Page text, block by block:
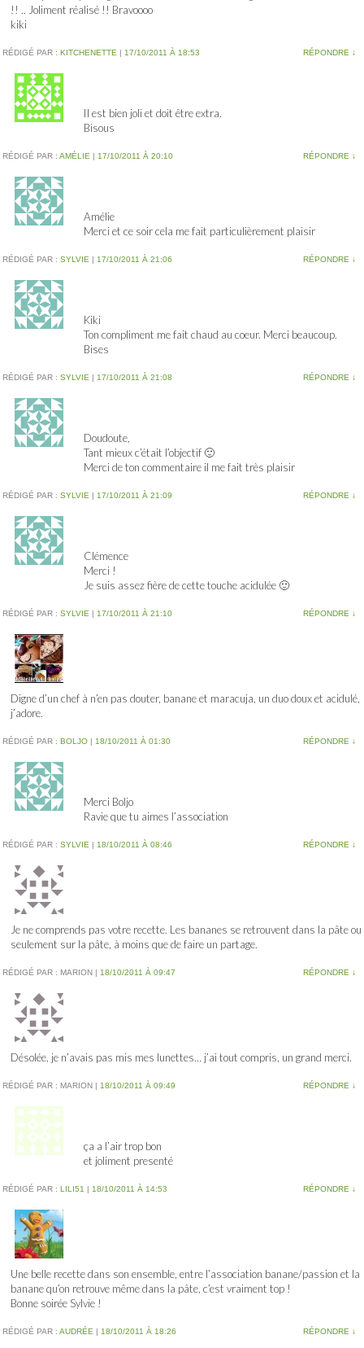
!! .. Joliment réalisé !! Bravoooo
kiki
RÉDIGÉ PAR : KITCHENETTE | 17/10/2011 À 18:53 RÉPONDRE ↓
Il est bien joli et doit être extra.
Bisous
RÉDIGÉ PAR : AMÉLIE | 17/10/2011 À 20:10 RÉPONDRE ↓
Amélie
Merci et ce soir cela me fait particulièrement plaisir
RÉDIGÉ PAR : SYLVIE | 17/10/2011 À 21:06 RÉPONDRE ↓
Kiki
Ton compliment me fait chaud au coeur. Merci beaucoup.
Bises
RÉDIGÉ PAR : SYLVIE | 17/10/2011 À 21:08 RÉPONDRE ↓
Doudoute,
Tant mieux c’était l’objectif 🙂
Merci de ton commentaire il me fait très plaisir
RÉDIGÉ PAR : SYLVIE | 17/10/2011 À 21:09 RÉPONDRE ↓
Clémence
Merci !
Je suis assez fière de cette touche acidulée 🙂
RÉDIGÉ PAR : SYLVIE | 17/10/2011 À 21:10 RÉPONDRE ↓
Digne d’un chef à n’en pas douter, banane et maracuja, un duo doux et acidulé,
j’adore.
RÉDIGÉ PAR : BOLJO | 18/10/2011 À 01:30 RÉPONDRE ↓
Merci Boljo
Ravie que tu aimes l’association
RÉDIGÉ PAR : SYLVIE | 18/10/2011 À 08:46 RÉPONDRE ↓
Je ne comprends pas votre recette. Les bananes se retrouvent dans la pâte ou
seulement sur la pâte, à moins que de faire un partage.
RÉDIGÉ PAR : MARION | 18/10/2011 À 09:47 RÉPONDRE ↓
Désolée, je n’avais pas mis mes lunettes… j’ai tout compris, un grand merci.
RÉDIGÉ PAR : MARION | 18/10/2011 À 09:49 RÉPONDRE ↓
ça a l’air trop bon
et joliment presenté
RÉDIGÉ PAR : LILI51 | 18/10/2011 À 14:53 RÉPONDRE ↓
Une belle recette dans son ensemble, entre l’association banane/passion et la
banane qu’on retrouve même dans la pâte, c’est vraiment top !
Bonne soirée Sylvie !
RÉDIGÉ PAR : AUDRÉE | 18/10/2011 À 18:26 RÉPONDRE ↓